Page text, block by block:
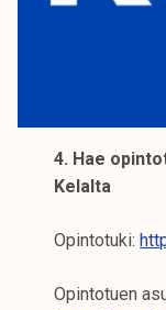
4. Hae
Kelalta
Opintotuki:
Opintotuen